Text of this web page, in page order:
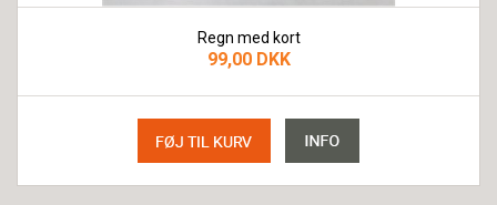
Regn med kort
99,00 DKK